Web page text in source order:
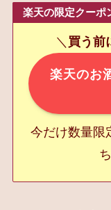
楽天の限定クーポ
＼ 買う前
楽天のお
今だけ数量限